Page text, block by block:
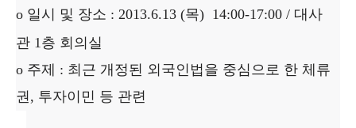
o 일시 및 장소 : 2013.6.13 (목) 14:00-17:00 / 대사
관 1층 회의실
o 주제 : 최근 개정된 외국인법을 중심으로 한 체류
권 , 투자이민 등 관련